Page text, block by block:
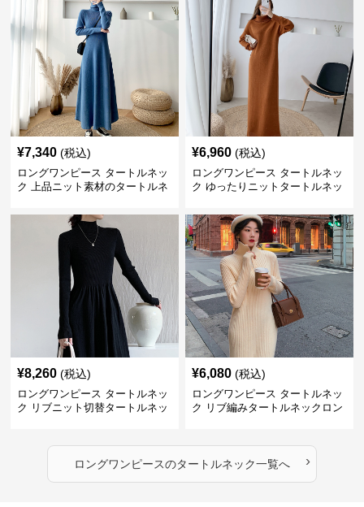
¥7,340 (税込)
ロングワンピース タートルネッ
ク 上品ニット素材のタートルネ
¥6,960 (税込)
ロングワンピース タートルネッ
ク ゆったりニットタートルネッ
¥8,260 (税込)
ロングワンピース タートルネッ
ク リブニット切替タートルネッ
¥6,080 (税込)
ロングワンピース タートルネッ
ク リブ編みタートルネックロン
ロングワンピースのタートルネック一覧へ ›